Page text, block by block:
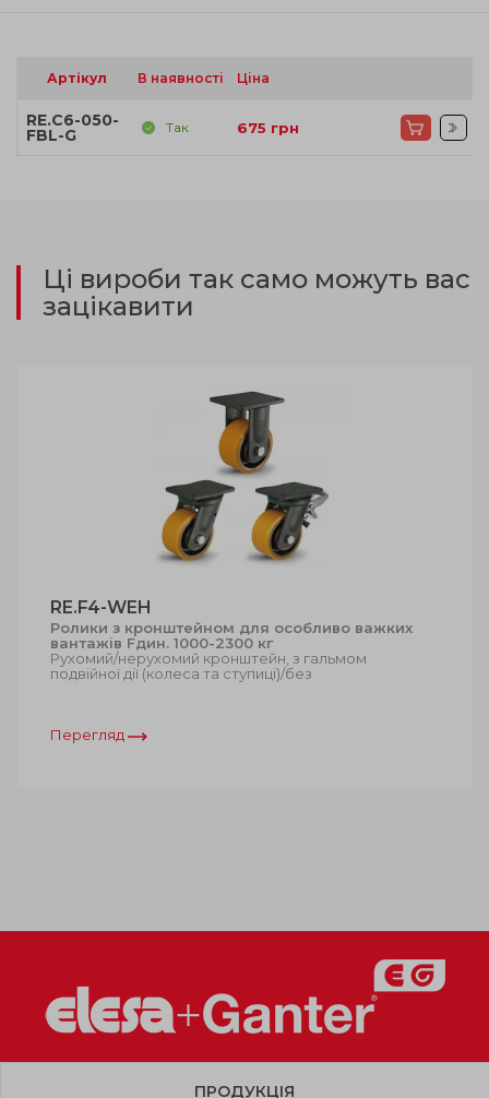
Артікул В наявності Ціна
RE.C6-050-
FBL-G Так 675 грн
Ці вироби так само можуть вас
зацікавити
RE.F4-WEH
Ролики з кронштейном для особливо важких
вантажів Fдин. 1000-2300 кг
Рухомий/нерухомий кронштейн, з гальмом
подвійної дії (колеса та ступиці)/без
Перегляд
ПРОДУКЦІЯ